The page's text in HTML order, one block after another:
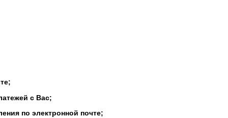
с Вас;
по электронной почте;